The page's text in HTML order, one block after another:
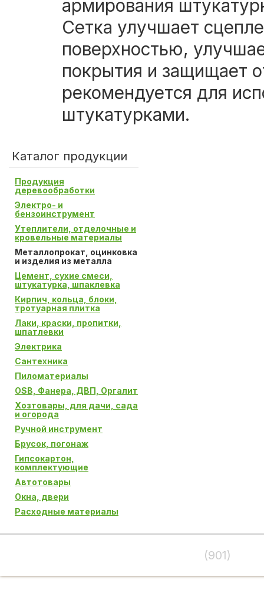
армирования
Сетка улучшает
поверхностью,
покрытия и защищает
рекомендуется для
штукатурками.
Каталог продукции
Продукция
деревообработки
Электро- и
бензоинструмент
Утеплители, отделочные и
кровельные материалы
Металлопрокат, оцинковка
и изделия из металла
Цемент, сухие смеси,
штукатурка, шпаклевка
Кирпич, кольца, блоки,
тротуарная плитка
Лаки, краски, пропитки,
шпатлевки
Электрика
Сантехника
Пиломатериалы
OSB, Фанера, ДВП, Оргалит
Хозтовары, для дачи, сада
и огорода
Ручной инструмент
Брусок, погонаж
Гипсокартон,
комплектующие
Автотовары
Окна, двери
Расходные материалы
(901)